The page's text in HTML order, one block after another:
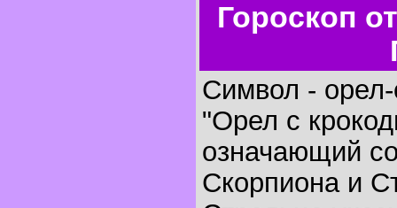
Гороскоп
Символ - орел-
"Орел с
означающий
Скорпиона и